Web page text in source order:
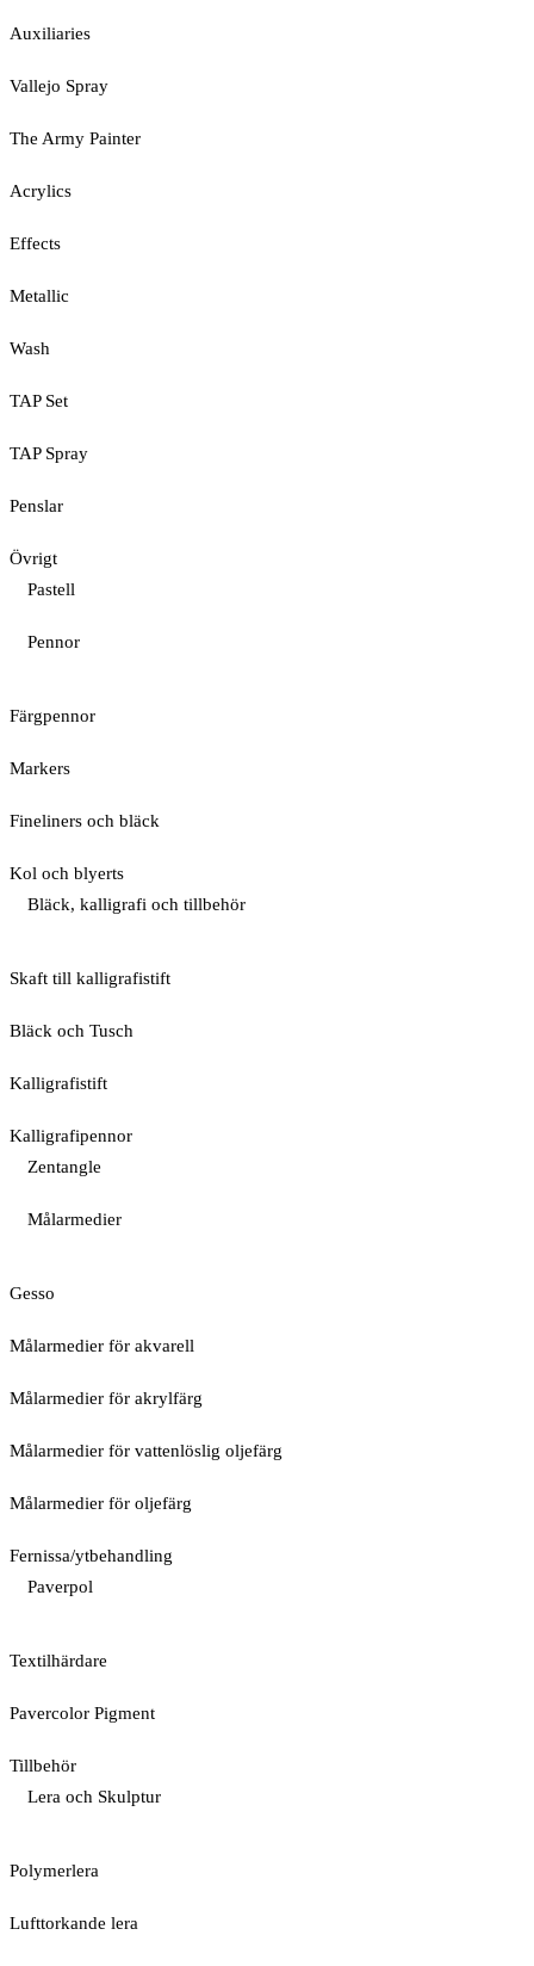
Auxiliaries
Vallejo Spray
The Army Painter
Acrylics
Effects
Metallic
Wash
TAP Set
TAP Spray
Penslar
Övrigt
Pastell
Pennor
Färgpennor
Markers
Fineliners och bläck
Kol och blyerts
Bläck, kalligrafi och tillbehör
Skaft till kalligrafistift
Bläck och Tusch
Kalligrafistift
Kalligrafipennor
Zentangle
Målarmedier
Gesso
Målarmedier för akvarell
Målarmedier för akrylfärg
Målarmedier för vattenlöslig oljefärg
Målarmedier för oljefärg
Fernissa/ytbehandling
Paverpol
Textilhärdare
Pavercolor Pigment
Tillbehör
Lera och Skulptur
Polymerlera
Lufttorkande lera